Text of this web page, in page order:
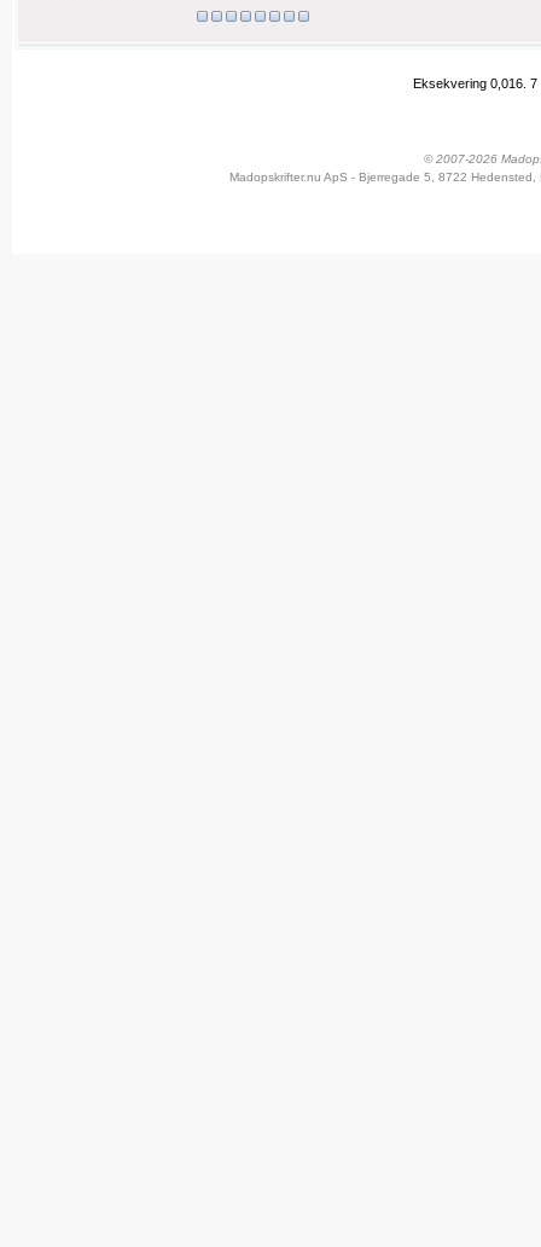
Eksekvering 0,016. 7
© 2007-2026
Madopskrifter.nu ApS - Bjerregade 5, 8722